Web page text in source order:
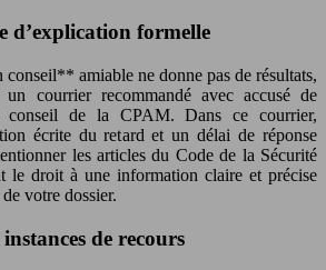
d’explication formelle
amiable ne donne pas de résultats,
courrier recommandé avec accusé de
conseil de la CPAM. Dans ce courrier,
écrite du retard et un délai de réponse
les articles du Code de la Sécurité
le droit à une information claire et précise
votre dossier.
de recours